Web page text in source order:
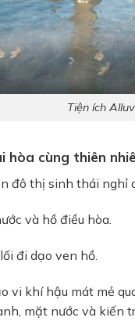
Tiện ích
hòa cùng thiên
đô thị sinh thái nghỉ
và hồ điều hòa.
đi dạo ven hồ.
vi khí hậu mát mẻ
mặt nước và kiến